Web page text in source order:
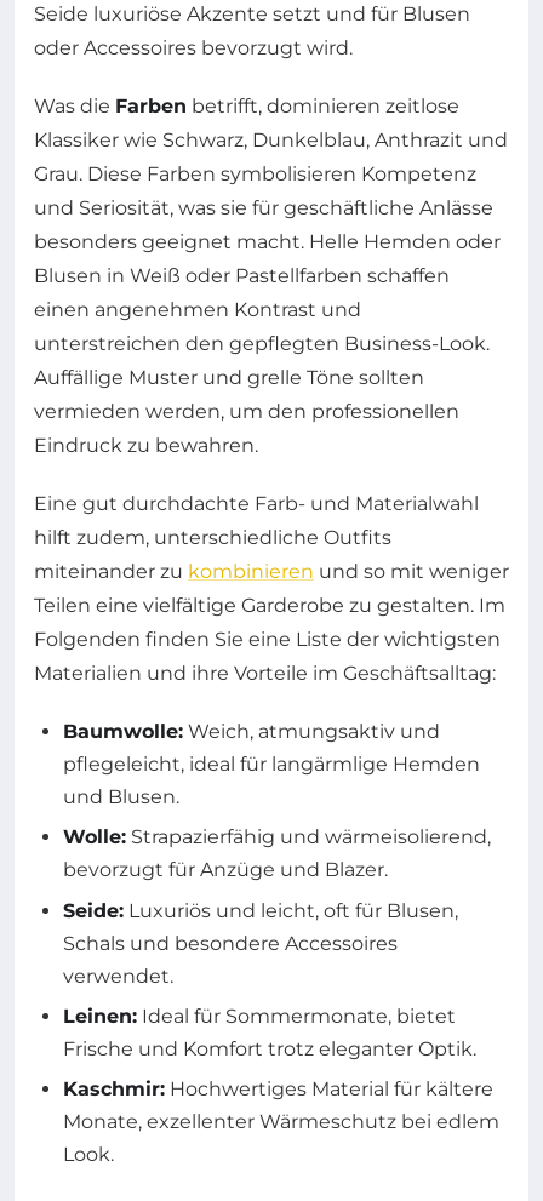
Seide luxuriöse Akzente setzt und für Blusen
oder Accessoires bevorzugt wird.
Was die Farben betrifft, dominieren zeitlose
Klassiker wie Schwarz, Dunkelblau, Anthrazit und
Grau. Diese Farben symbolisieren Kompetenz
und Seriosität, was sie für geschäftliche Anlässe
besonders geeignet macht. Helle Hemden oder
Blusen in Weiß oder Pastellfarben schaffen
einen angenehmen Kontrast und
unterstreichen den gepflegten Business-Look.
Auffällige Muster und grelle Töne sollten
vermieden werden, um den professionellen
Eindruck zu bewahren.
Eine gut durchdachte Farb- und Materialwahl
hilft zudem, unterschiedliche Outfits
miteinander zu kombinieren und so mit weniger
Teilen eine vielfältige Garderobe zu gestalten. Im
Folgenden finden Sie eine Liste der wichtigsten
Materialien und ihre Vorteile im Geschäftsalltag:
Baumwolle: Weich, atmungsaktiv und
pflegeleicht, ideal für langärmlige Hemden
und Blusen.
Wolle: Strapazierfähig und wärmeisolierend,
bevorzugt für Anzüge und Blazer.
Seide: Luxuriös und leicht, oft für Blusen,
Schals und besondere Accessoires
verwendet.
Leinen: Ideal für Sommermonate, bietet
Frische und Komfort trotz eleganter Optik.
Kaschmir: Hochwertiges Material für kältere
Monate, exzellenter Wärmeschutz bei edlem
Look.